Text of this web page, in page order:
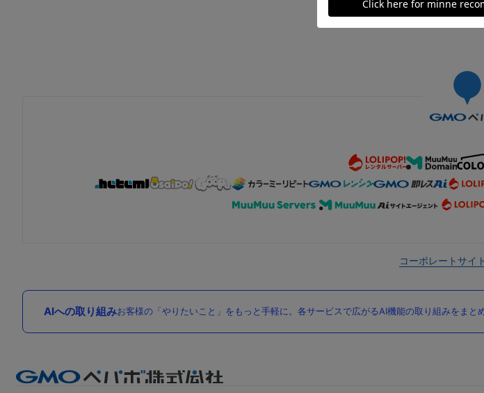
コーポレートサイト
AIへの取り組みお客様の「やりたいこと」をもっと手軽に。各サービスで広がるAI機能の取り組みをまと